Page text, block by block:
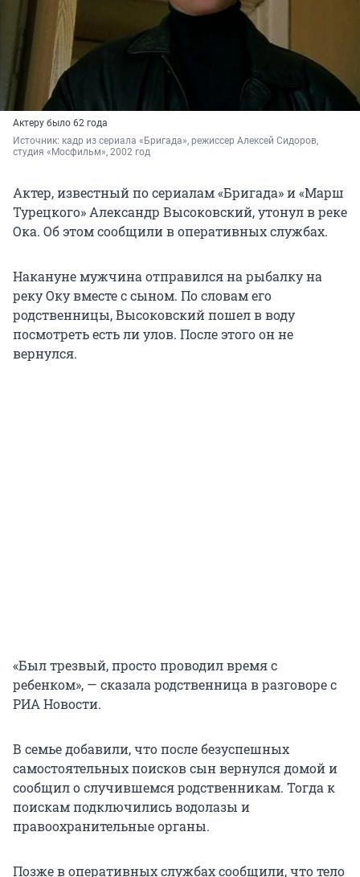
Актеру было 62 года
Источник: кадр из сериала «Бригада», режиссер Алексей Сидоров,
студия «Мосфильм», 2002 год
Актер, известный по сериалам «Бригада» и «Марш
Турецкого» Александр Высоковский, утонул в реке
Ока. Об этом сообщили в оперативных службах.
Накануне мужчина отправился на рыбалку на
реку Оку вместе с сыном. По словам его
родственницы, Высоковский пошел в воду
посмотреть есть ли улов. После этого он не
вернулся.
«Был трезвый, просто проводил время с
ребенком», — сказала родственница в разговоре с
РИА Новости.
В семье добавили, что после безуспешных
самостоятельных поисков сын вернулся домой и
сообщил о случившемся родственникам. Тогда к
поискам подключились водолазы и
правоохранительные органы.
Позже в оперативных службах сообщили, что тело